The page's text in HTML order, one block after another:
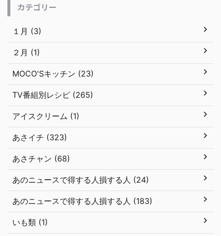
カテゴリー
１月 (3)
２月 (1)
MOCO'Sキッチン (23)
TV番組別レシピ (265)
アイスクリーム (1)
あさイチ (323)
あさチャン (68)
あのニュースで得する人損する人 (24)
あのニュースで得する人損する人 (183)
いも類 (1)